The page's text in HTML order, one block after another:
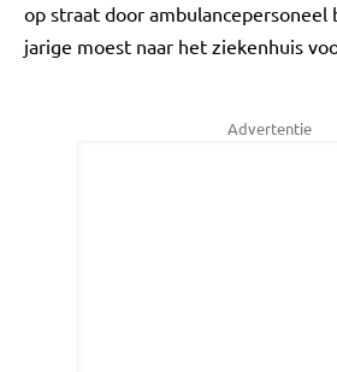
op straat door ambulancepersoneel
jarige moest naar het ziekenhuis
Advertentie